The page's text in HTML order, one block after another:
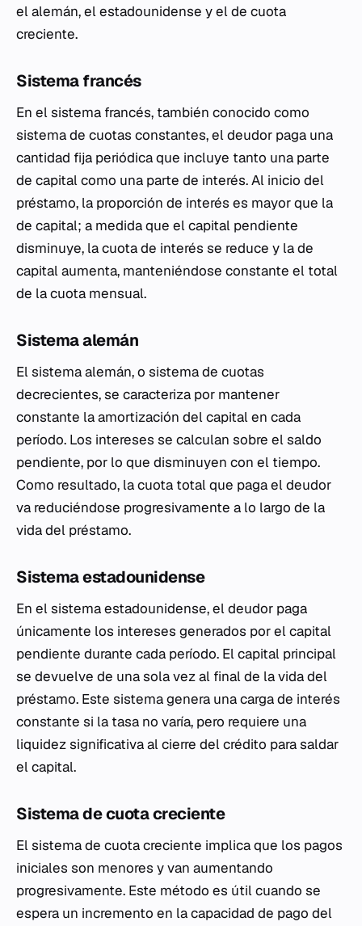
el alemán, el estadounidense y el de cuota
creciente.
Sistema francés
En el sistema francés, también conocido como
sistema de cuotas constantes, el deudor paga una
cantidad fija periódica que incluye tanto una parte
de capital como una parte de interés. Al inicio del
préstamo, la proporción de interés es mayor que la
de capital; a medida que el capital pendiente
disminuye, la cuota de interés se reduce y la de
capital aumenta, manteniéndose constante el total
de la cuota mensual.
Sistema alemán
El sistema alemán, o sistema de cuotas
decrecientes, se caracteriza por mantener
constante la amortización del capital en cada
período. Los intereses se calculan sobre el saldo
pendiente, por lo que disminuyen con el tiempo.
Como resultado, la cuota total que paga el deudor
va reduciéndose progresivamente a lo largo de la
vida del préstamo.
Sistema estadounidense
En el sistema estadounidense, el deudor paga
únicamente los intereses generados por el capital
pendiente durante cada período. El capital principal
se devuelve de una sola vez al final de la vida del
préstamo. Este sistema genera una carga de interés
constante si la tasa no varía, pero requiere una
liquidez significativa al cierre del crédito para saldar
el capital.
Sistema de cuota creciente
El sistema de cuota creciente implica que los pagos
iniciales son menores y van aumentando
progresivamente. Este método es útil cuando se
espera un incremento en la capacidad de pago del